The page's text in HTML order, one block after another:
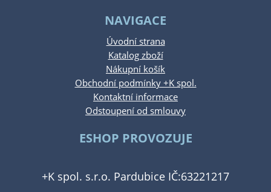
NAVIGACE
Úvodní strana
Katalog zboží
Nákupní košík
Obchodní podmínky +K spol.
Kontaktní informace
Odstoupení od smlouvy
ESHOP PROVOZUJE
+K spol. s.r.o. Pardubice IČ:63221217